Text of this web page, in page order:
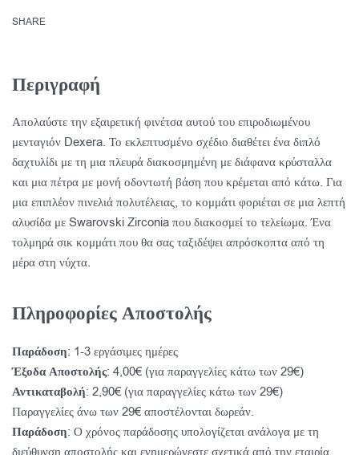
SHARE
Περιγραφή
Απολαύστε την εξαιρετική φινέτσα αυτού του επιροδιωμένου
μενταγιόν Dexera. Το εκλεπτυσμένο σχέδιο διαθέτει ένα διπλό
δαχτυλίδι με τη μια πλευρά διακοσμημένη με διάφανα κρύσταλλα
και μια πέτρα με μονή οδοντωτή βάση που κρέμεται από κάτω. Για
μια επιπλέον πινελιά πολυτέλειας, το κομμάτι φοριέται σε μια λεπτή
αλυσίδα με Swarovski Zirconia που διακοσμεί το τελείωμα. Ένα
τολμηρά σικ κομμάτι που θα σας ταξιδέψει απρόσκοπτα από τη
μέρα στη νύχτα.
Πληροφορίες Αποστολής
Παράδοση: 1-3 εργάσιμες ημέρες
Έξοδα Αποστολής: 4,00€ (για παραγγελίες κάτω των 29€)
Αντικαταβολή: 2,90€ (για παραγγελίες κάτω των 29€)
Παραγγελίες άνω των 29€ αποστέλονται δωρεάν.
Παράδοση: Ο χρόνος παράδοσης υπολογίζεται ανάλογα με τη
διεύθυνση αποστολής και ενημερώνεστε σχετικά από την εταιρία